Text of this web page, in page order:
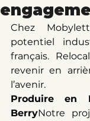
Chez
potentiel
français.
revenir en
l’avenir.
Produire en
BerryNotre